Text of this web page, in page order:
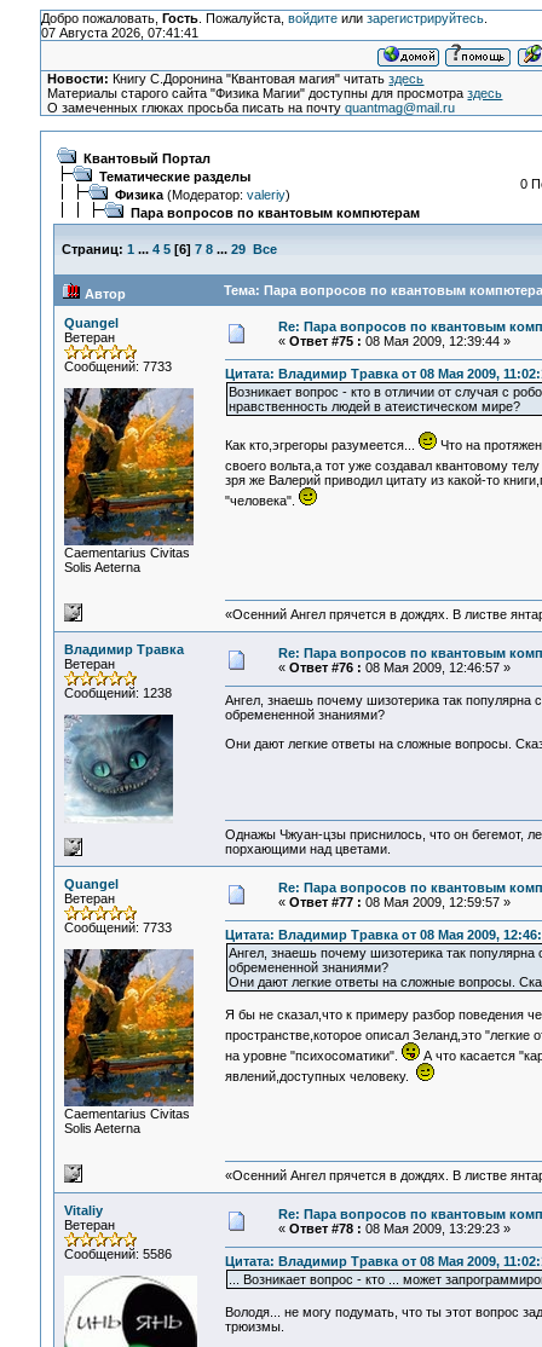
Добро пожаловать, Гость. Пожалуйста, войдитеили зарегистрируйтесь.
07 Августа 2026, 07:41:41
Новости: Книгу С.Доронина "Квантовая магия" читатьздесь
Материалы старого сайта "Физика Магии" доступны для просмотраздесь
О замеченных глюках просьба писать на почтуquantmag@mail.ru
Квантовый Портал
Тематические разделы
Физика(Модератор: valeriy)
Пара вопросов по квантовым компютерам
0
Страниц: 1 ... 4 5[6] 7 8 ... 29 Все
Автор Тема: Пара вопросов по квантовым
Quangel
Ветеран
Сообщений: 7733
Сaementarius Civitas
Solis Aeterna
Re: Пара вопросов по квантовым
« Ответ #75 : 08 Мая 2009, 12:39:44 »
Цитата: Владимир Травка от 08 Мая 2009,
Возникает вопрос - кто в отличии от случая с
нравственность людей в атеистическом мире?
Как кто,эгрегоры разумеется...
Что на
своего вольта,а тот уже создавал квантовому
зря же Валерий приводил цитату из какой-то
"человека".
«Осенний Ангел прячется в дождях. В листве
Владимир Травка
Ветеран
Сообщений: 1238
Re: Пара вопросов по квантовым
« Ответ #76 : 08 Мая 2009, 12:46:57 »
Ангел, знаешь почему шизотерика так популярна
обремененной знаниями?
Они дают легкие ответы на сложные вопросы.
Однажы Чжуан-цзы приснилось, что он бегемот,
порхающими над цветами.
Quangel
Ветеран
Сообщений: 7733
Сaementarius Civitas
Solis Aeterna
Re: Пара вопросов по квантовым
« Ответ #77 : 08 Мая 2009, 12:59:57 »
Цитата: Владимир Травка от 08 Мая 2009,
Ангел, знаешь почему шизотерика так популярна
обремененной знаниями?
Они дают легкие ответы на сложные вопросы.
Я бы не сказал,что к примеру разбор поведения
пространстве,которое описал Зеланд,это "легкие
на уровне "психосоматики".
А что касается
явлений,доступных человеку.
«Осенний Ангел прячется в дождях. В листве
Vitaliy
Ветеран
Сообщений: 5586
Re: Пара вопросов по квантовым
« Ответ #78 : 08 Мая 2009, 13:29:23 »
Цитата: Владимир Травка от 08 Мая 2009,
... Возникает вопрос - кто ... может
Володя... не могу подумать, что ты этот вопрос
трюизмы.